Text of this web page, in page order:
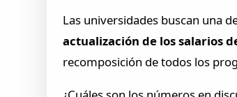
Las universidades buscan una
actualización de los salarios
recomposición de todos los